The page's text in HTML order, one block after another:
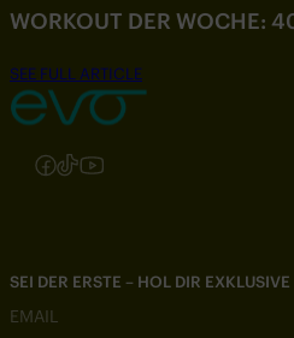
WORKOUT DER WOCHE:
SEE FULL ARTICLE
Folgen Sie uns auf Instagram
Folgen Sie uns auf Facebook
Folgen Sie uns auf TikTok
Folgen Sie uns auf
SEI DER ERSTE – HOL DIR EXKLUSIVE
EMAIL